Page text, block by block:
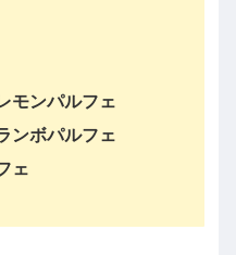
モンパルフェ
ンボパルフェ
ェ